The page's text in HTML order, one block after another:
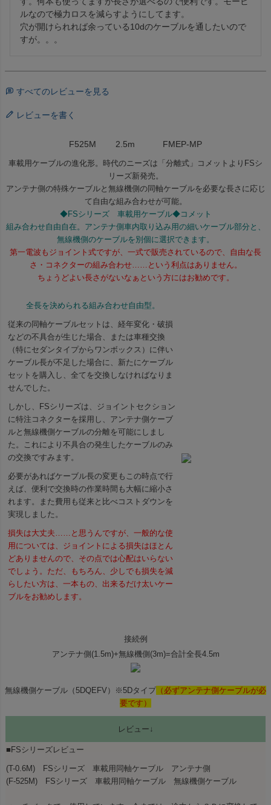
ルなので極力ロスを減らすようにしてます。
穴が開けられれば余っている10dのケーブルを通したいので
すが。。。
すべてのレビューを見る
レビューを書く
F525M 2.5m FMEP-MP
車載用ケーブルの進化形。時代のニーズは「分離式」コメットよりFSシ
リーズ新発売。
アンテナ側の特殊ケーブルと無線機側の同軸ケーブルを必要な長さに応じ
て自由な組み合わせが可能。
◆FSシリーズ 車載用ケーブル◆コメット
組み合わせ自由自在。アンテナ側車内取り込み用の細いケーブル部分と、
無線機側のケーブルを別個に選択できます。
第一電波もジョイント式ですが、一式で販売されているので、自由な長
さ・コネクターの組み合わせ……という利点はありません。
ちょうどよい長さがないなぁという方にはお勧めです。
全長を決められる組み合わせ自由型。
従来の同軸ケーブルセットは、経年変化・破損
などの不具合が生じた場合、または車種交換
（特にセダンタイプからワンボックス）に伴い
ケーブル長が不足した場合に、新たにケーブル
セットを購入し、全てを交換しなければなりま
せんでした。
しかし、FSシリーズは、ジョイントセクション
に特注コネクターを採用し、アンテナ側ケーブ
ルと無線機側ケーブルの分離を可能にしまし
た。これにより不具合の発生したケーブルのみ
の交換ですみます。
必要があればケーブル長の変更もこの時点で行
えば、便利で交換時の作業時間も大幅に縮小さ
れます。また費用も従来と比べコストダウンを
実現しました。
損失は大丈夫……と思うんですが、一般的な使
用については、ジョイントによる損失はほとん
どありませんので、その点では心配はいらない
でしょう。ただ、もちろん、少しでも損失を減
らしたい方は、一本もの、出来るだけ太いケー
ブルをお勧めします。
接続例
アンテナ側(1.5m)+無線機側(3m)=合計全長4.5m
無線機側ケーブル（5DQEFV）※5Dタイプ （必ずアンテナ側ケーブルが必
要です）
レビュー↓
■FSシリーズレビュー
(T-0.6M) FSシリーズ 車載用同軸ケーブル アンテナ側
(F-525M) FSシリーズ 車載用同軸ケーブル 無線機側ケーブル